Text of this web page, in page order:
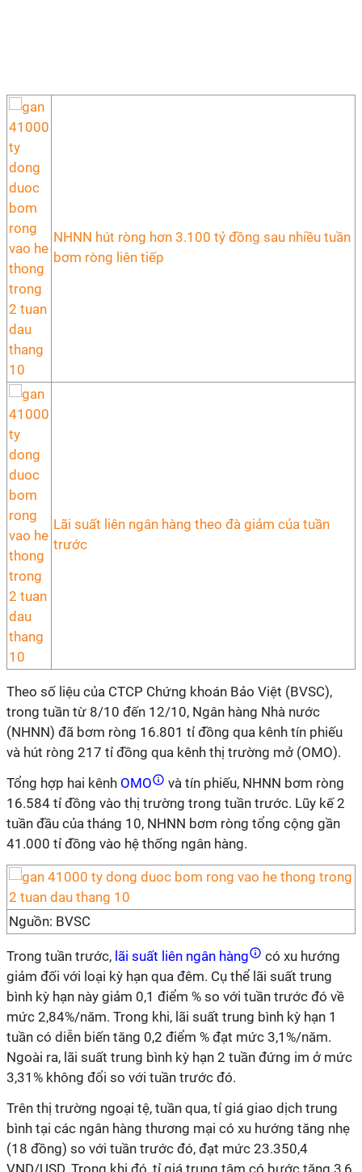
NHNN hút ròng hơn 3.100 tỷ đồng sau nhiều tuần
bơm ròng liên tiếp
Lãi suất liên ngân hàng theo đà giảm của tuần
trước
Theo số liệu của CTCP Chứng khoán Bảo Việt (BVSC),
trong tuần từ 8/10 đến 12/10, Ngân hàng Nhà nước
(NHNN) đã bơm ròng 16.801 tỉ đồng qua kênh tín phiếu
và hút ròng 217 tỉ đồng qua kênh thị trường mở (OMO).
Tổng hợp hai kênh OMO
và tín phiếu, NHNN bơm ròng
16.584 tỉ đồng vào thị trường trong tuần trước. Lũy kế 2
tuần đầu của tháng 10, NHNN bơm ròng tổng cộng gần
41.000 tỉ đồng vào hệ thống ngân hàng.
Nguồn: BVSC
Trong tuần trước, lãi suất liên ngân hàng
có xu hướng
giảm đối với loại kỳ hạn qua đêm. Cụ thể lãi suất trung
bình kỳ hạn này giảm 0,1 điểm % so với tuần trước đó về
mức 2,84%/năm. Trong khi, lãi suất trung bình kỳ hạn 1
tuần có diễn biến tăng 0,2 điểm % đạt mức 3,1%/năm.
Ngoài ra, lãi suất trung bình kỳ hạn 2 tuần đứng im ở mức
3,31% không đổi so với tuần trước đó.
Trên thị trường ngoại tệ, tuần qua, tỉ giá giao dịch trung
bình tại các ngân hàng thương mại có xu hướng tăng nhẹ
(18 đồng) so với tuần trước đó, đạt mức 23.350,4
VND/USD. Trong khi đó, tỉ giá trung tâm có bước tăng 3,6